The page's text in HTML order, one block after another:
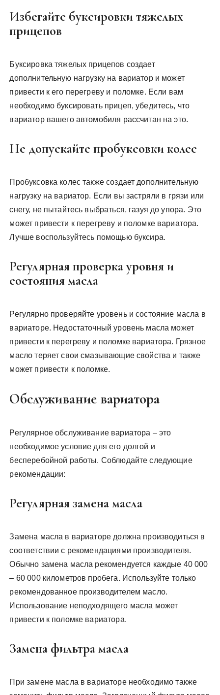
Избегайте буксировки тяжелых
прицепов
Буксировка тяжелых прицепов создает
дополнительную нагрузку на вариатор и может
привести к его перегреву и поломке. Если вам
необходимо буксировать прицеп, убедитесь, что
вариатор вашего автомобиля рассчитан на это.
Не допускайте пробуксовки колес
Пробуксовка колес также создает дополнительную
нагрузку на вариатор. Если вы застряли в грязи или
снегу, не пытайтесь выбраться, газуя до упора. Это
может привести к перегреву и поломке вариатора.
Лучше воспользуйтесь помощью буксира.
Регулярная проверка уровня и
состояния масла
Регулярно проверяйте уровень и состояние масла в
вариаторе. Недостаточный уровень масла может
привести к перегреву и поломке вариатора. Грязное
масло теряет свои смазывающие свойства и также
может привести к поломке.
Обслуживание вариатора
Регулярное обслуживание вариатора – это
необходимое условие для его долгой и
бесперебойной работы. Соблюдайте следующие
рекомендации:
Регулярная замена масла
Замена масла в вариаторе должна производиться в
соответствии с рекомендациями производителя.
Обычно замена масла рекомендуется каждые 40 000
– 60 000 километров пробега. Используйте только
рекомендованное производителем масло.
Использование неподходящего масла может
привести к поломке вариатора.
Замена фильтра масла
При замене масла в вариаторе необходимо также